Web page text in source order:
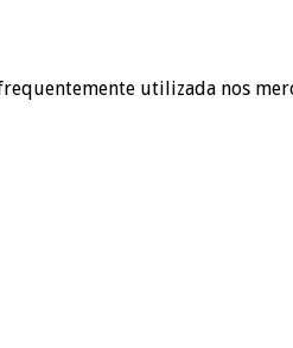
utilizada nos